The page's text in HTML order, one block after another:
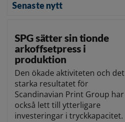
Senaste nytt
SPG sätter sin tionde
arkoffsetpress i
produktion
Den ökade aktiviteten och det
starka resultatet för
Scandinavian Print Group har
också lett till ytterligare
investeringar i tryckkapacitet.